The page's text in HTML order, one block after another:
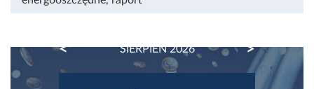
SIERPIEŃ 2026
PREVIOUS NEXT